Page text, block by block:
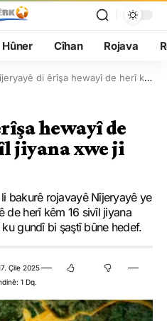
Hûner Cîhan Rojava
di êrîşa hewayî de herî kêm 16 sivîl jiyana xwe ji dest dan
hewayî de
jiyana xwe ji
bakurê rojavayê Nîjeryayê ye
de herî kêm 16 sivîl jiyana
gundî bi şaştî bûne hedef.
Çile 2025
1 Dq.